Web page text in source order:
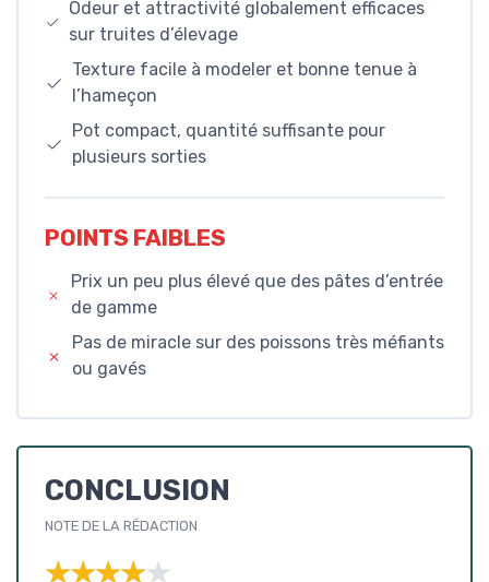
Odeur et attractivité globalement efficaces
sur truites d’élevage
Texture facile à modeler et bonne tenue à
l’hameçon
Pot compact, quantité suffisante pour
plusieurs sorties
POINTS FAIBLES
Prix un peu plus élevé que des pâtes d’entrée
de gamme
Pas de miracle sur des poissons très méfiants
ou gavés
CONCLUSION
NOTE DE LA RÉDACTION
★★★★★
★★★★★